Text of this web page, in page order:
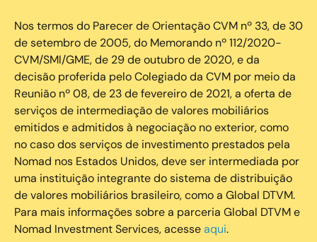
Nos termos do Parecer de Orientação CVM nº 33, de 30
de setembro de 2005, do Memorando nº 112/2020-
CVM/SMI/GME, de 29 de outubro de 2020, e da
decisão proferida pelo Colegiado da CVM por meio da
Reunião nº 08, de 23 de fevereiro de 2021, a oferta de
serviços de intermediação de valores mobiliários
emitidos e admitidos à negociação no exterior, como
no caso dos serviços de investimento prestados pela
Nomad nos Estados Unidos, deve ser intermediada por
uma instituição integrante do sistema de distribuição
de valores mobiliários brasileiro, como a Global DTVM.
Para mais informações sobre a parceria Global DTVM e
Nomad Investment Services, acesseaqui.